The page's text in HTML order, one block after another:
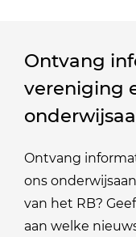
Ontvang
vereniging
Ontvang
ons
van het RB?
aan welke